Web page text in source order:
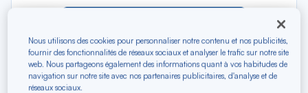
Précédent Aller / Retour — Économique Aller
Suivant
Nous utilisons des cookies pour personnaliser notre contenu et nos publicités,
fournir des fonctionnalités de réseaux sociaux et analyser le trafic sur notre site
web. Nous partageons également des informations quant à vos habitudes de
navigation sur notre site avec nos partenaires publicitaires, d'analyse et de
réseaux sociaux.